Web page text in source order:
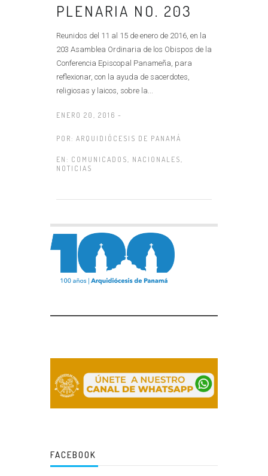
PLENARIA NO. 203
Reunidos del 11 al 15 de enero de 2016, en la
203 Asamblea Ordinaria de los Obispos de la
Conferencia Episcopal Panameña, para
reflexionar, con la ayuda de sacerdotes,
religiosas y laicos, sobre la...
ENERO 20, 2016 -
POR: ARQUIDIÓCESIS DE PANAMÁ
EN: COMUNICADOS, NACIONALES,
NOTICIAS
FACEBOOK